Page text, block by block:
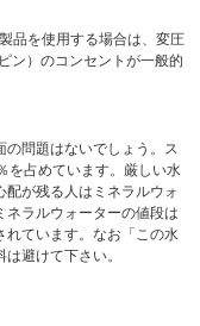
品を使用する場合は、変圧
ン）のコンセントが一般的
の問題はないでしょう。ス
を占めています。厳しい水
が残る人はミネラルウォ
ネラルウォーターの値段は
れています。なお「この水
避けて下さい。